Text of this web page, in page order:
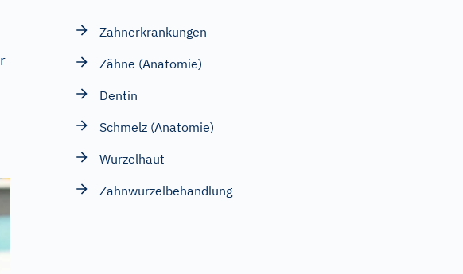
Zahnerkrankungen
Zähne (Anatomie)
Dentin
Schmelz (Anatomie)
Wurzelhaut
Zahnwurzelbehandlung